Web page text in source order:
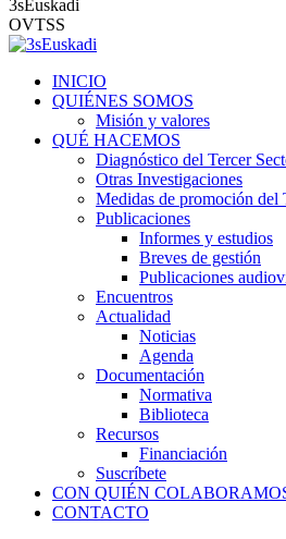
3sEuskadi
OVTSS
INICIO
QUIÉNES SOMOS
Misión y valores
QUÉ HACEMOS
Diagnóstico del Tercer
Otras Investigaciones
Medidas de promoción del
Publicaciones
Informes y estudios
Breves de gestión
Publicaciones
Encuentros
Actualidad
Noticias
Agenda
Documentación
Normativa
Biblioteca
Recursos
Financiación
Suscríbete
CON QUIÉN
CONTACTO